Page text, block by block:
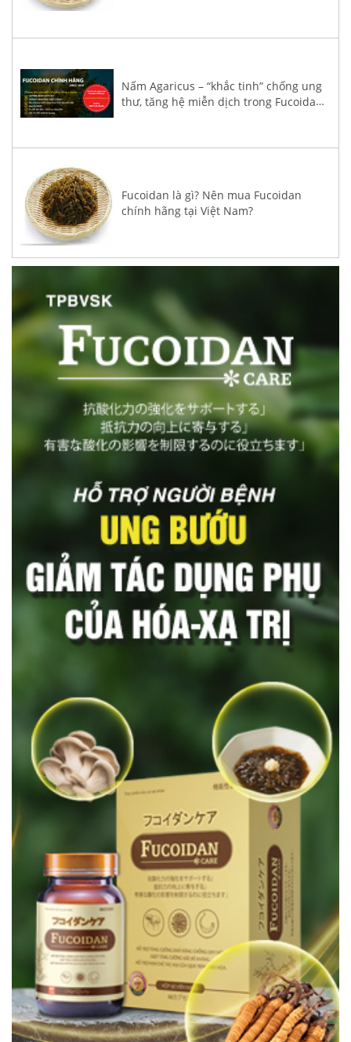
Nấm Agaricus – “khắc tinh” chống ung
thư, tăng hệ miễn dịch trong Fucoidan
Fucoidan là gì? Nên mua Fucoidan
chính hãng tại Việt Nam?